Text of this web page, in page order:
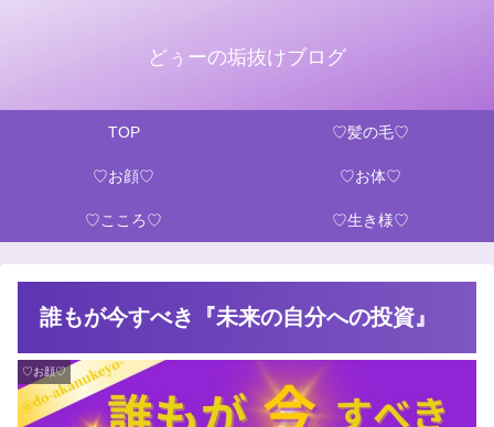
どぅーの垢抜けブログ
TOP ♡髪の毛♡
♡お顔♡ ♡お体♡
♡こころ♡ ♡生き様♡
誰もが今すべき『未来の自分への投資』
♡お顔♡